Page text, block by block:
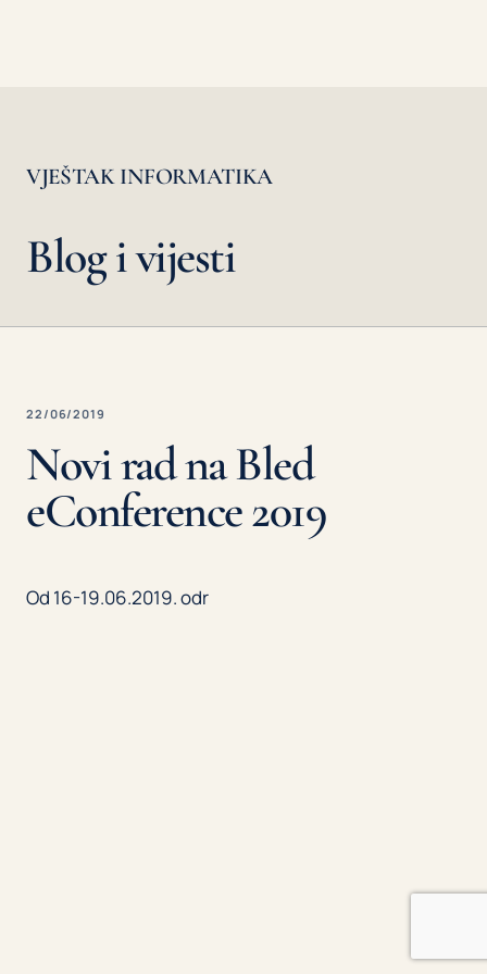
VJEŠTAK INFORMATIKA
Blog i vijesti
22/06/2019
Novi rad na Bled
eConference 2019
Od 16-19.06.2019. odr